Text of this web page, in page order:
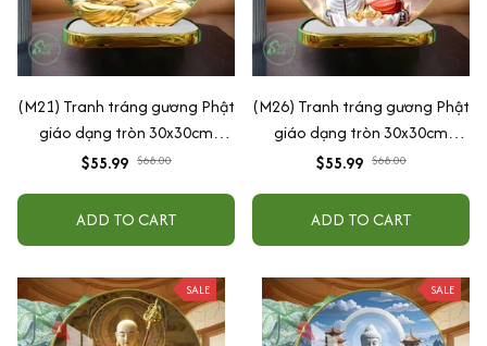
(M21) Tranh tráng gương Phật
giáo dạng tròn 30x30cm
(Tặng đế để bàn)
$55.99 $68.00
ADD TO CART
(M26) Tranh tráng gương Phật
giáo dạng tròn 30x30cm
(Tặng đế để bàn)
$55.99 $68.00
ADD TO CART
SALE SALE